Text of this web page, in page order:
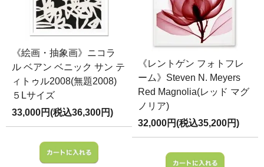
《絵画・抽象画》ニコラ
ル ベアン ベニック サン テ
ィトゥル2008(無題2008)
５Lサイズ
33,000円(税込36,300円)
《レントゲン フォトフレ
ーム》Steven N. Meyers
Red Magnolia(レッド マグ
ノリア)
32,000円(税込35,200円)